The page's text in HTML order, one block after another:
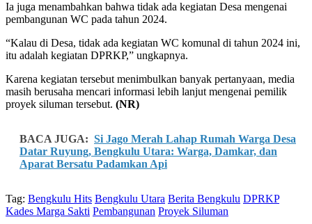
Ia juga menambahkan bahwa tidak ada kegiatan Desa mengenai
pembangunan WC pada tahun 2024.
“Kalau di Desa, tidak ada kegiatan WC komunal di tahun 2024 ini,
itu adalah kegiatan DPRKP,” ungkapnya.
Karena kegiatan tersebut menimbulkan banyak pertanyaan, media
masih berusaha mencari informasi lebih lanjut mengenai pemilik
proyek siluman tersebut. (NR)
BACA JUGA: Si Jago Merah Lahap Rumah Warga Desa
Datar Ruyung, Bengkulu Utara: Warga, Damkar, dan
Aparat Bersatu Padamkan Api
Tag: Bengkulu Hits Bengkulu Utara Berita Bengkulu DPRKP
Kades Marga Sakti Pembangunan Proyek Siluman